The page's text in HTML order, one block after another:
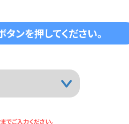
タンを押してください。
ご入力ください。